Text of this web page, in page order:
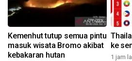
Kemenhut tutup semua pintu
masuk wisata Bromo akibat
kebakaran hutan
ke
1 jam